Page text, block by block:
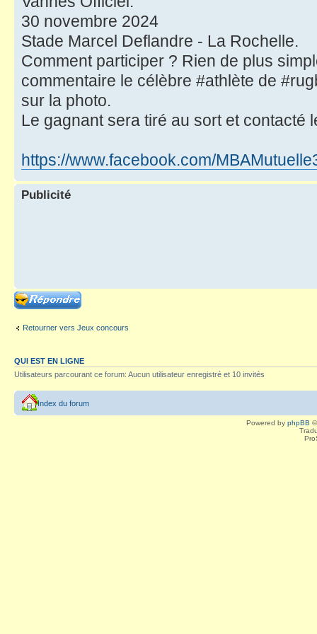
30 novembre 2024
Stade Marcel Deflandre - La Rochelle.
Comment participer ? Rien de plus
commentaire le célèbre #athlète de
sur la photo.
Le gagnant sera tiré au sort et contacté
https://www.facebook.com/
Publicité
Répondre
Retourner vers Jeux concours
QUI EST EN LIGNE
Utilisateurs parcourant ce forum: Aucun utilisateur enregistré et 10 invités
Index du forum
Powered by phpBB